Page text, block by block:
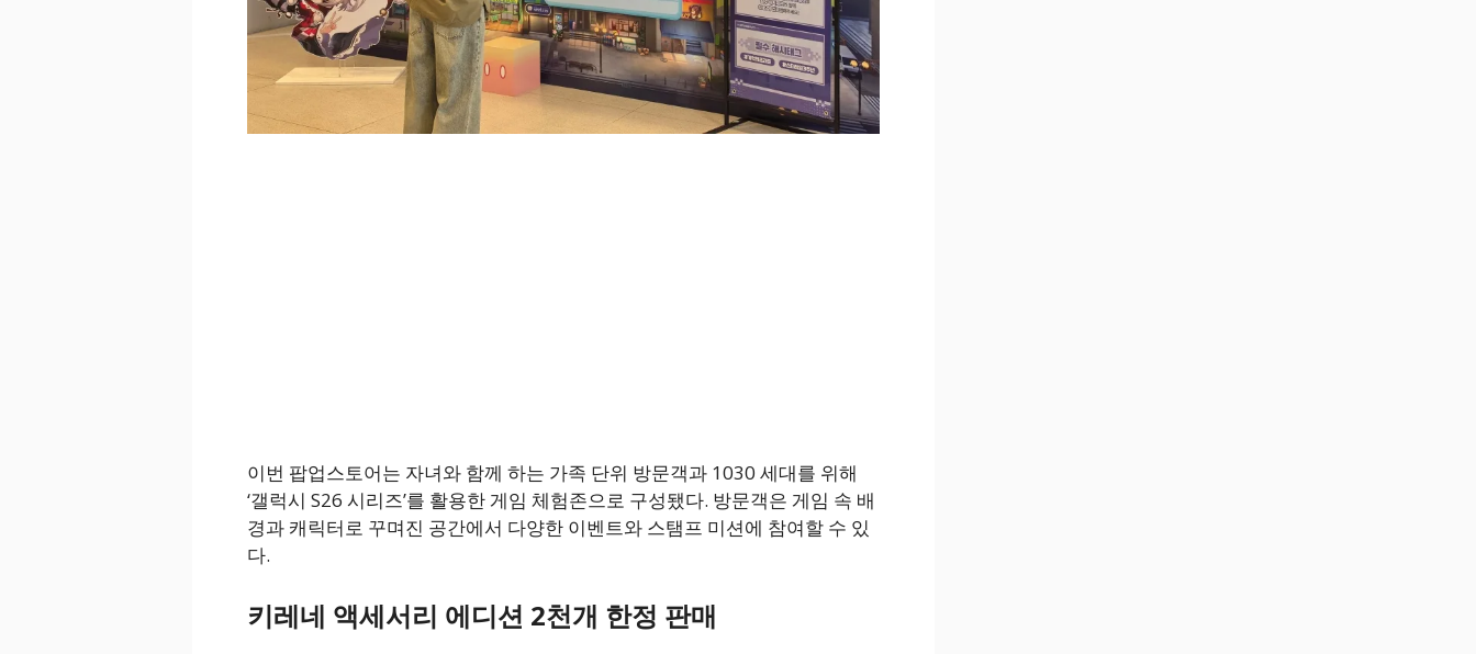
이번 팝업스토어는 자녀와 함께 하는 가족 단위 방문객과 1030 세대를 위해
‘갤럭시 S26 시리즈’를 활용한 게임 체험존으로 구성됐다. 방문객은 게임 속 배
경과 캐릭터로 꾸며진 공간에서 다양한 이벤트와 스탬프 미션에 참여할 수 있
다.
키레네 액세서리 에디션 2천개 한정 판매